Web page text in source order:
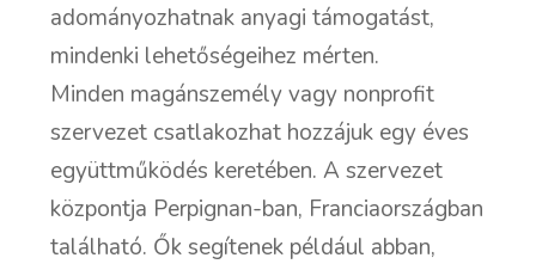
adományozhatnak anyagi támogatást,
mindenki lehetőségeihez mérten.
Minden magánszemély vagy nonprofit
szervezet csatlakozhat hozzájuk egy éves
együttműködés keretében. A szervezet
központja Perpignan-ban, Franciaországban
található. Ők segítenek például abban,